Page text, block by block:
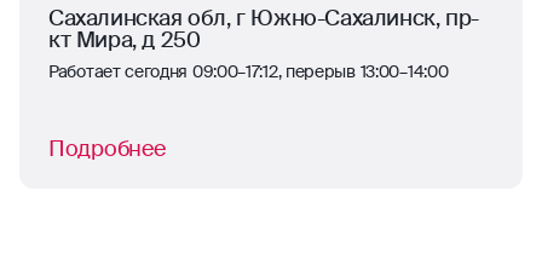
Сахалинская обл, г Южно-Сахалинск, пр-
кт Мира, д 250
Работает сегодня 09:00–17:12, перерыв 13:00–14:00
Подробнее